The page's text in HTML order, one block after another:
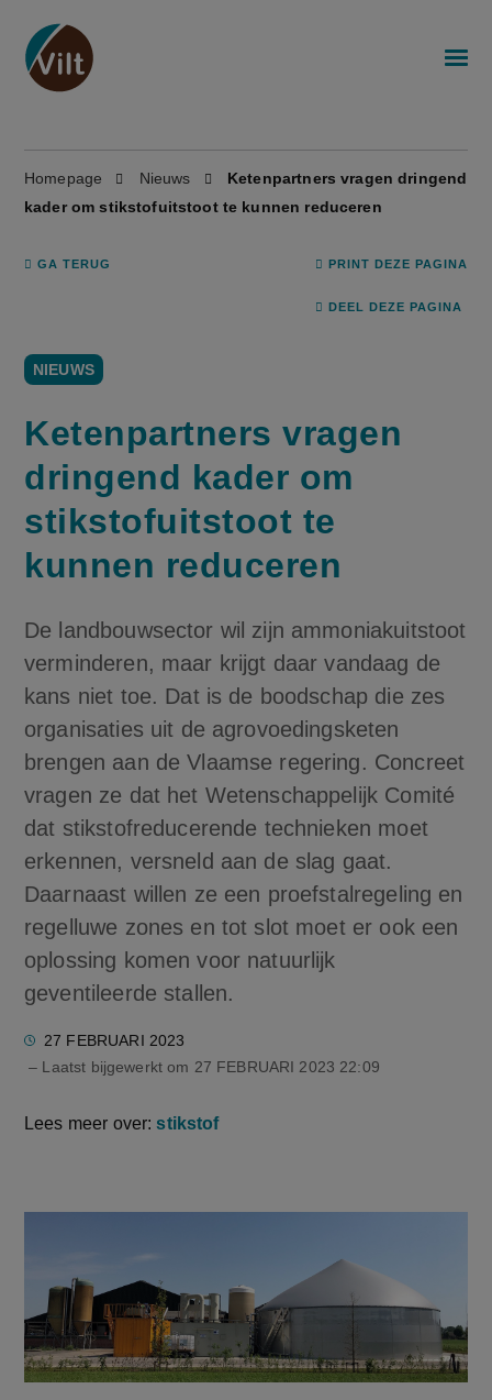
Homepage Nieuws
Ketenpartners vragen dringend
kader om stikstofuitstoot te kunnen reduceren
GA TERUG PRINT DEZE PAGINA
DEEL DEZE PAGINA
NIEUWS
Ketenpartners vragen
dringend kader om
stikstofuitstoot te
kunnen reduceren
De landbouwsector wil zijn ammoniakuitstoot
verminderen, maar krijgt daar vandaag de
kans niet toe. Dat is de boodschap die zes
organisaties uit de agrovoedingsketen
brengen aan de Vlaamse regering. Concreet
vragen ze dat het Wetenschappelijk Comité
dat stikstofreducerende technieken moet
erkennen, versneld aan de slag gaat.
Daarnaast willen ze een proefstalregeling en
regelluwe zones en tot slot moet er ook een
oplossing komen voor natuurlijk
geventileerde stallen.
27 FEBRUARI 2023
– Laatst bijgewerkt om 27 FEBRUARI 2023 22:09
Lees meer over:stikstof